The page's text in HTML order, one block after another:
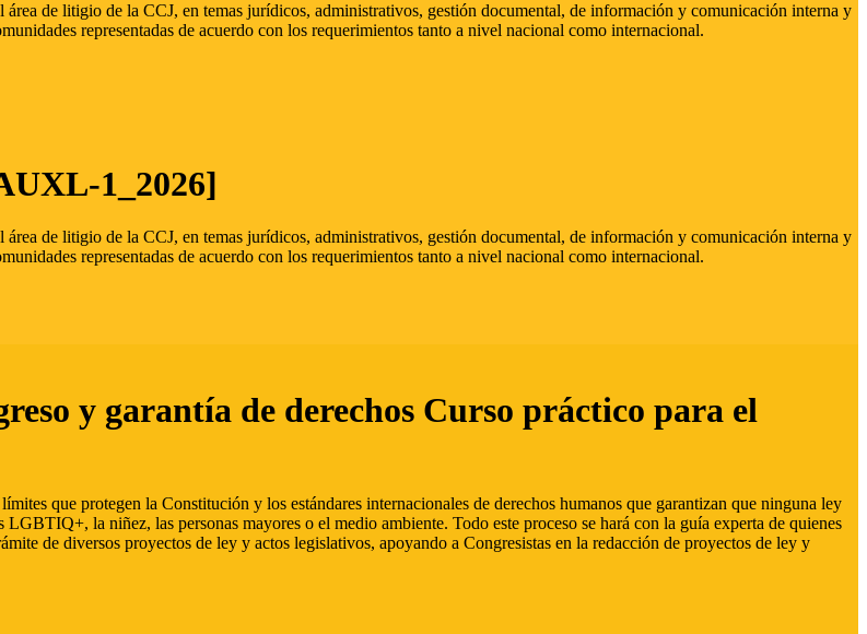
de litigio de la CCJ, en temas jurídicos, administrativos, gestión documental, de información y comunicación interna y
representadas de acuerdo con los requerimientos tanto a nivel nacional como internacional.
1_2026]
de litigio de la CCJ, en temas jurídicos, administrativos, gestión documental, de información y comunicación interna y
representadas de acuerdo con los requerimientos tanto a nivel nacional como internacional.
y garantía de derechos Curso práctico para el
que protegen la Constitución y los estándares internacionales de derechos humanos que garantizan que ninguna ley
la niñez, las personas mayores o el medio ambiente. Todo este proceso se hará con la guía experta de quienes
de diversos proyectos de ley y actos legislativos, apoyando a Congresistas en la redacción de proyectos de ley y